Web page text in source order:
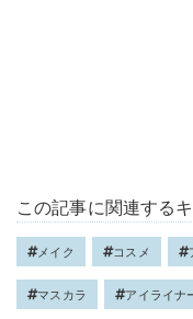
この記事に関連する
メイク コスメ
マスカラ アイライナ